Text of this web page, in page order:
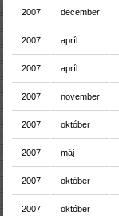
2007 december
2007 apríl
2007 apríl
2007 november
2007 október
2007 máj
2007 október
2007 október